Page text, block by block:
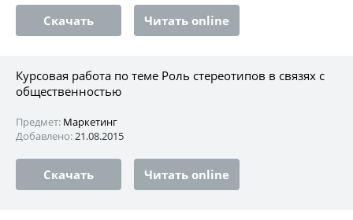
Скачать Читать online
Курсовая работа по теме Роль стереотипов в связях с
общественностью
Предмет: Маркетинг
Добавлено:21.08.2015
Скачать Читать online